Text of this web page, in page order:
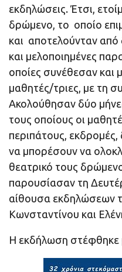
εκδηλώσεις. Έτσι,
δρώμενο, το οποίο
και αποτελούνταν
και μελοποιημένες
οποίες συνέθεσαν και
μαθητές/τριες, με τη
Ακολούθησαν δύο
τους οποίους οι
περιπάτους, εκδρομές,
να μπορέσουν να
θεατρικό τους
παρουσίασαν τη
αίθουσα εκδηλώσεων
Κωνσταντίνου και
Η εκδήλωση στέφθηκε